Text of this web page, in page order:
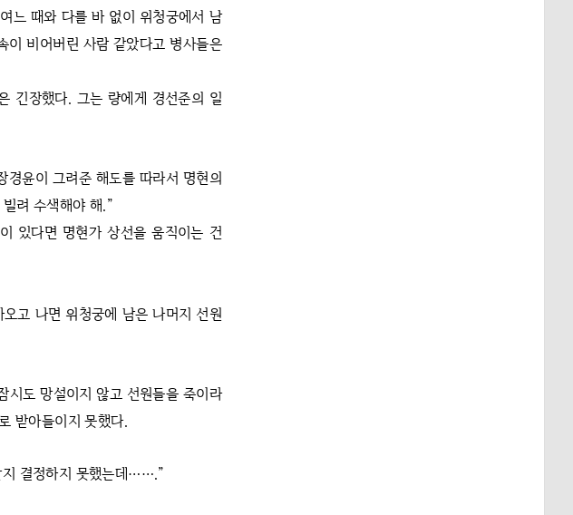
느 때와 다를 바 없이 위청궁에서 남
이 비어버린 사람 같았다고 병사들은
긴장했다. 그는 량에게 경선준의 일
경윤이 그려준 해도를 따라서 명현의
려 수색해야 해.”
있다면 명현가 상선을 움직이는 건
고 나면 위청궁에 남은 나머지 선원
시도 망설이지 않고 선원들을 죽이라
받아들이지 못했다.
지 결정하지 못했는데…….”